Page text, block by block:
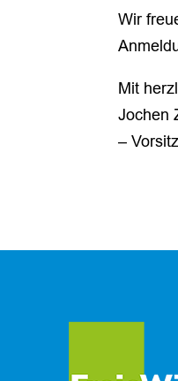
Wir
Mit
Jochen
–